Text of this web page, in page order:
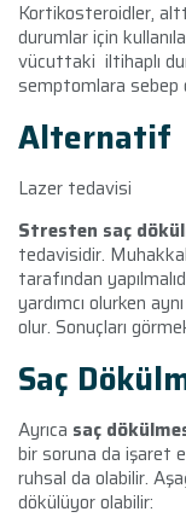
Kortikosteroidler,
durumlar için
vücuttaki iltihaplı
semptomlara sebep
Alternatif
Lazer tedavisi
Stresten saç
tedavisidir.
tarafından
yardımcı olurken
olur. Sonuçları
Saç
Ayrıca saç
bir soruna da işaret
ruhsal da olabilir.
dökülüyor olabilir: